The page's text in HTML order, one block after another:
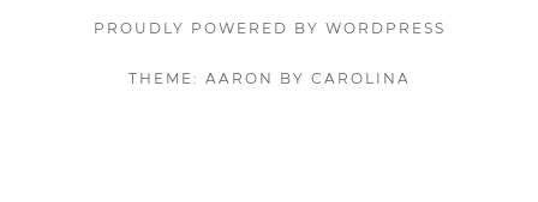
PROUDLY POWERED BY WORDPRESS
THEME: AARON BY CAROLINA